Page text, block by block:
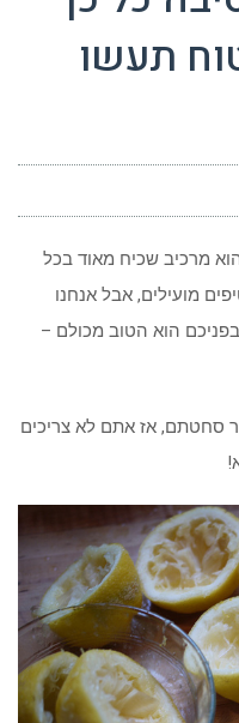
תעשו
מרכיב שכיח מאוד בכל
מועילים, אבל אנחנו
הוא הטוב מכולם –
סחטתם, אז אתם לא צריכים